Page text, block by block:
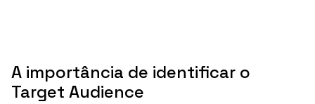
A importância de identificar o
Target Audience